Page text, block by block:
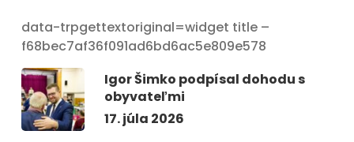
data-trpgettextoriginal=widget title –
f68bec7af36f091ad6bd6ac5e809e578
Igor Šimko podpísal dohodu s
obyvateľmi
17. júla 2026